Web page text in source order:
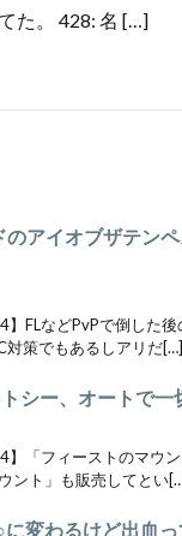
た。 428: 名 […]
のアイオブザテン
】FLなどPvPで倒した
対策でもあるしアリだ[…]
トシー、オートで
】「フィーストのマウ
ント」も販売してとい
に変わるけど出血